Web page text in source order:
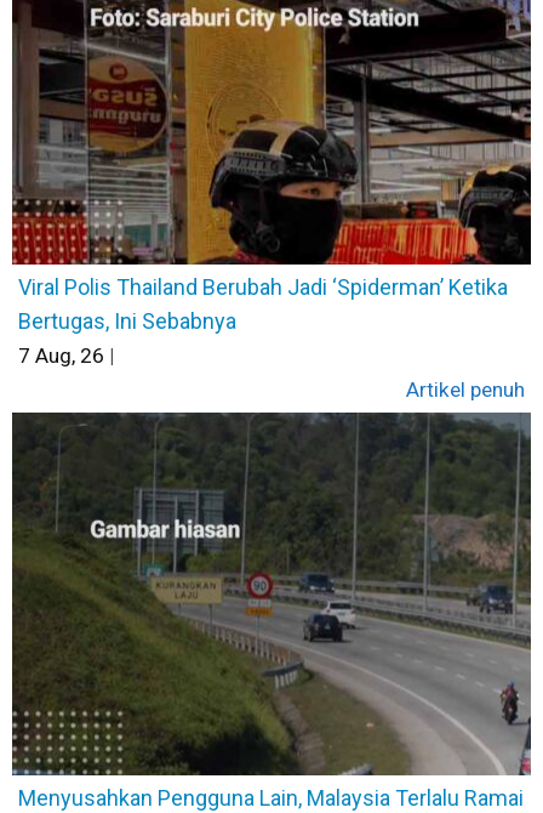
Viral Polis Thailand Berubah Jadi ‘Spiderman’ Ketika
Bertugas, Ini Sebabnya
7 Aug, 26 |
Artikel penuh
Menyusahkan Pengguna Lain, Malaysia Terlalu Ramai